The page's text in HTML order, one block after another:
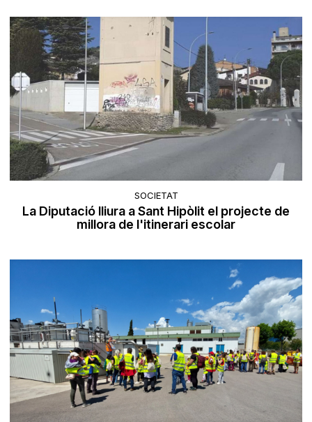
SOCIETAT
La Diputació lliura a Sant Hipòlit el projecte de
millora de l'itinerari escolar